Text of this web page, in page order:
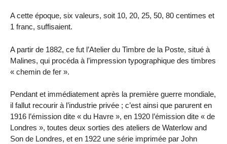
A cette époque, six valeurs, soit 10, 20, 25, 50, 80 centimes et
1 franc, suffisaient.
A partir de 1882, ce fut l’Atelier du Timbre de la Poste, situé à
Malines, qui procéda à l’impression typographique des timbres
« chemin de fer ».
Pendant et immédiatement après la première guerre mondiale,
il fallut recourir à l’industrie privée ; c’est ainsi que parurent en
1916 l’émission dite « du Havre », en 1920 l’émission dite « de
Londres », toutes deux sorties des ateliers de Waterlow and
Son de Londres, et en 1922 une série imprimée par John